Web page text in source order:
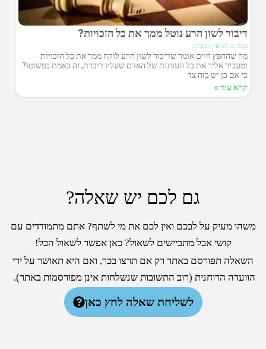
דיבור לשון הרע נוטל ממך את כל הזכויות?
בניהו כ. אין תגובות
מה שהחפץ חיים אומר שדיבור לשון הרע לוקח ממך את כל הזכויות
ומעביר אליך את כל העוונות של האדם שעליו דיברת, זה באמת כפשוטו?
כי אם כן יש בזה צד
קרא עוד »
גם לכם יש שאלה?
משהו מעיק על לבכם ואין לכם את מי לשתף? אתם מתמודדים עם
קושי אבל מתביישים לשאול? כאן אפשר לשאול הכל!
השאלה תפורסם באתר רק אם תרצו בכך, ואם היא תאושר על ידי
הוועדה הרוחנית (רוב התשובות שנשלחות אינן מפורסמות באתר).
לשליחת שאלה לחץ כאן